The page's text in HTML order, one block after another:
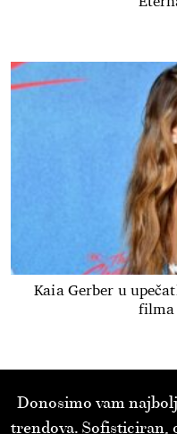
Kaia Gerber u
filma
Donosimo vam
trendova. Sofisticiran,